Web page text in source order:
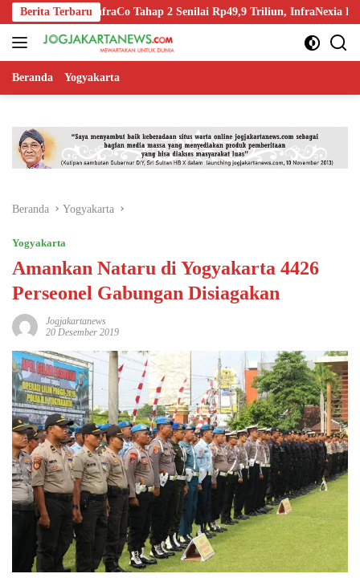
Langsung
ke
konten
Berita Terbaru
Off InfraCo Tahap 2 Senilai Rp49,9 Triliun, InfraNexia Kelola
Beranda Yogyakarta
Beranda Yogyakarta
Yogyakarta
Amankan Nataru di Yogyakarta 4426
Perseonel Gabungan Disiagakan
Jogjakartanews
20 Desember 2019